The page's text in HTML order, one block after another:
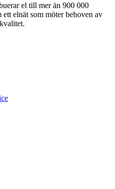
el till mer än 900 000
elnät som möter behoven av